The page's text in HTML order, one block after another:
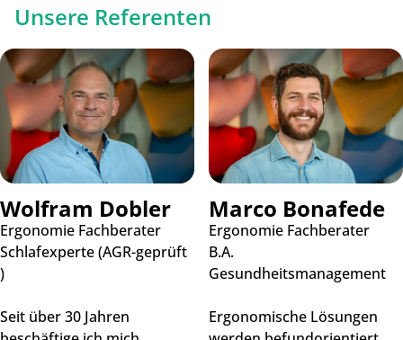
Unsere Referenten
Wolfram Dobler
Ergonomie Fachberater
Schlafexperte (AGR-geprüft
)
Seit über 30 Jahren
Marco Bonafede
Ergonomie Fachberater
B.A.
Gesundheitsmanagement
Ergonomische Lösungen